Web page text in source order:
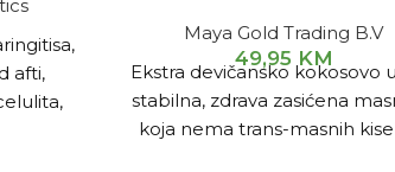
afti,
Maya Gold Trading B.V
49,95 KM
Ekstra devičansko kokosovo
stabilna, zdrava zasićena
koja nema trans-masnih